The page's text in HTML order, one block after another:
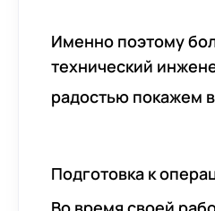
Именно поэтому
технический
радостью покажем
Подготовка к